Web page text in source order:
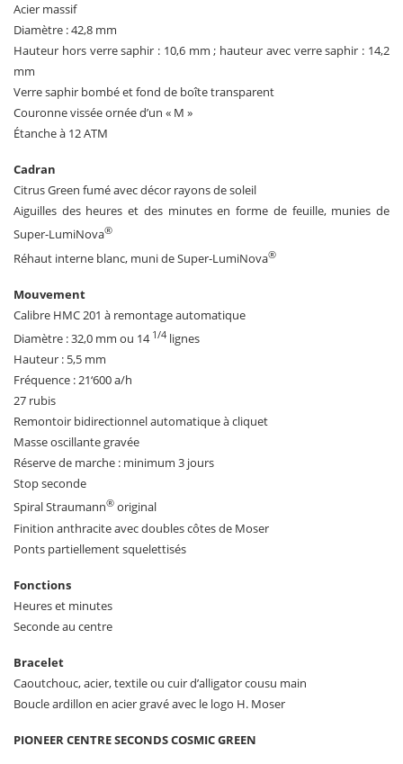
Acier massif
Diamètre : 42,8 mm
Hauteur hors verre saphir : 10,6 mm ; hauteur avec verre saphir : 14,2
mm
Verre saphir bombé et fond de boîte transparent
Couronne vissée ornée d’un « M »
Étanche à 12 ATM
Cadran
Citrus Green fumé avec décor rayons de soleil
Aiguilles des heures et des minutes en forme de feuille, munies de
Super-LumiNova®
Réhaut interne blanc, muni de Super-LumiNova®
Mouvement
Calibre HMC 201 à remontage automatique
Diamètre : 32,0 mm ou 14 1/4 lignes
Hauteur : 5,5 mm
Fréquence : 21‘600 a/h
27 rubis
Remontoir bidirectionnel automatique à cliquet
Masse oscillante gravée
Réserve de marche : minimum 3 jours
Stop seconde
Spiral Straumann® original
Finition anthracite avec doubles côtes de Moser
Ponts partiellement squelettisés
Fonctions
Heures et minutes
Seconde au centre
Bracelet
Caoutchouc, acier, textile ou cuir d’alligator cousu main
Boucle ardillon en acier gravé avec le logo H. Moser
PIONEER CENTRE SECONDS COSMIC GREEN